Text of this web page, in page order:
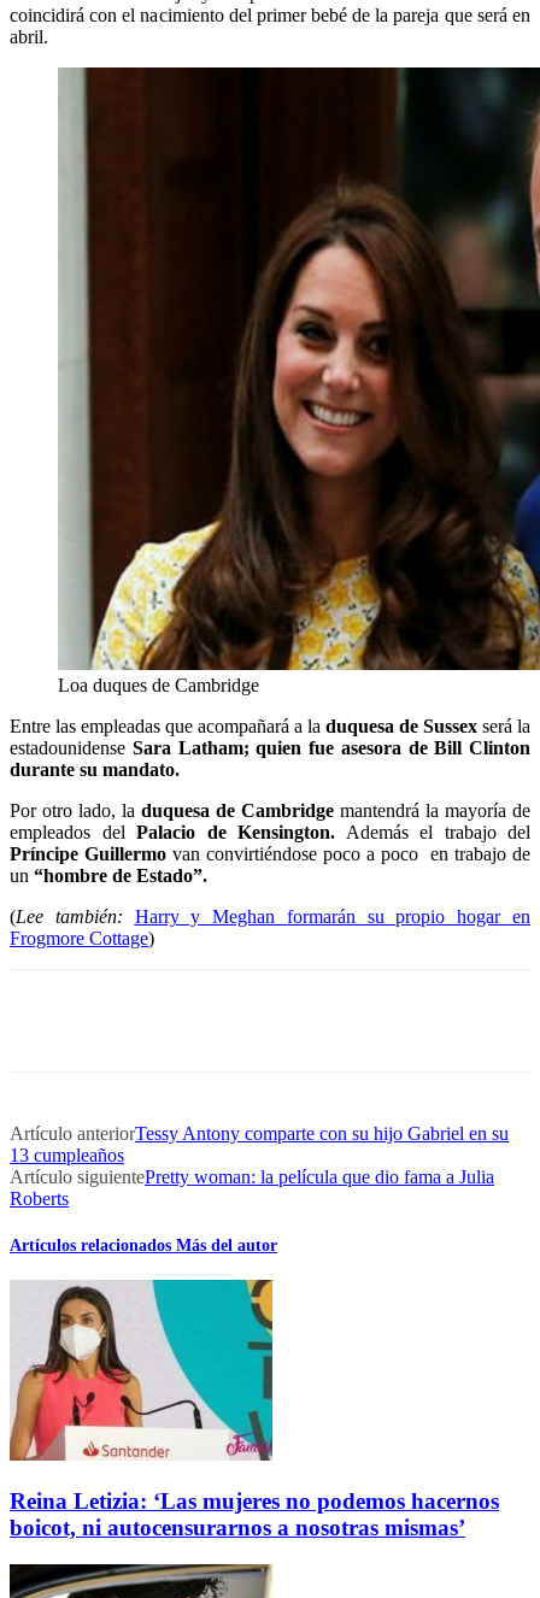
coincidirá con el nacimiento del primer bebé de la pareja que será en
abril.
Loa duques de Cambridge
Entre las empleadas que acompañará a la duquesa de Sussex será la
estadounidense Sara Latham;quien fue asesora deBill Clinton
durante su mandato.
Por otro lado, la duquesa de Cambridge mantendrá la mayoría de
empleados del Palacio de Kensington. Además el trabajo del
Príncipe Guillermo van convirtiéndose poco a poco en trabajo de
un “hombre de Estado”.
(Lee también: Harry y Meghan formarán su propio hogar en
Frogmore Cottage)
Artículo anteriorTessy Antony comparte con su hijo Gabriel en su
13 cumpleaños
Artículo siguientePretty woman: la película que dio fama a Julia
Roberts
Artículos relacionados Más del autor
Reina Letizia: ‘Las mujeres no podemos hacernos
boicot, ni autocensurarnos a nosotras mismas’